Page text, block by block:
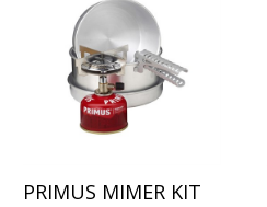
PRIMUS MIMER KIT